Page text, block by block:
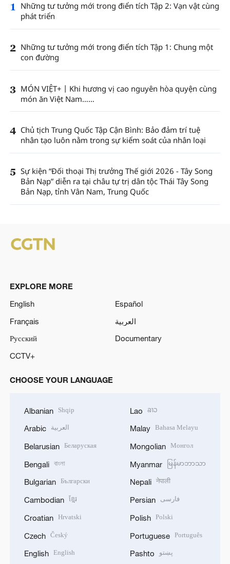
1
Những tư tưởng mới trong điển tích Tập 2: Vạn vật cùng
phát triển
2 Những tư tưởng mới trong điển tích Tập 1: Chung một
con đường
3 MÓN VIỆT+丨Khi hương vị cao nguyên hòa quyện cùng
món ăn Việt Nam……
4 Chủ tịch Trung Quốc Tập Cận Bình: Bảo đảm trí tuệ
nhân tạo luôn nằm trong sự kiểm soát của nhân loại
5 Sự kiện “Đối thoại Thị trưởng Thế giới 2026 - Tây Song
Bản Nạp” diễn ra tại châu tự trị dân tộc Thái Tây Song
Bản Nạp, tỉnh Vân Nam, Trung Quốc
EXPLORE MORE
English
Español
Français
العربية
Русский
Documentary
CCTV+
CHOOSE YOUR LANGUAGE
Albanian Shqip
Arabic العربية
Belarusian Беларуская
Bengali বাংলা
Bulgarian Български
Cambodian ខ្មែរ
Croatian Hrvatski
Czech Český
English English
Lao ລາວ
Malay Bahasa Melayu
Mongolian Монгол
Myanmar မြန်မာဘာသာ
Nepali नेपाली
Persian فارسی
Polish Polski
Portuguese Português
Pashto پښتو